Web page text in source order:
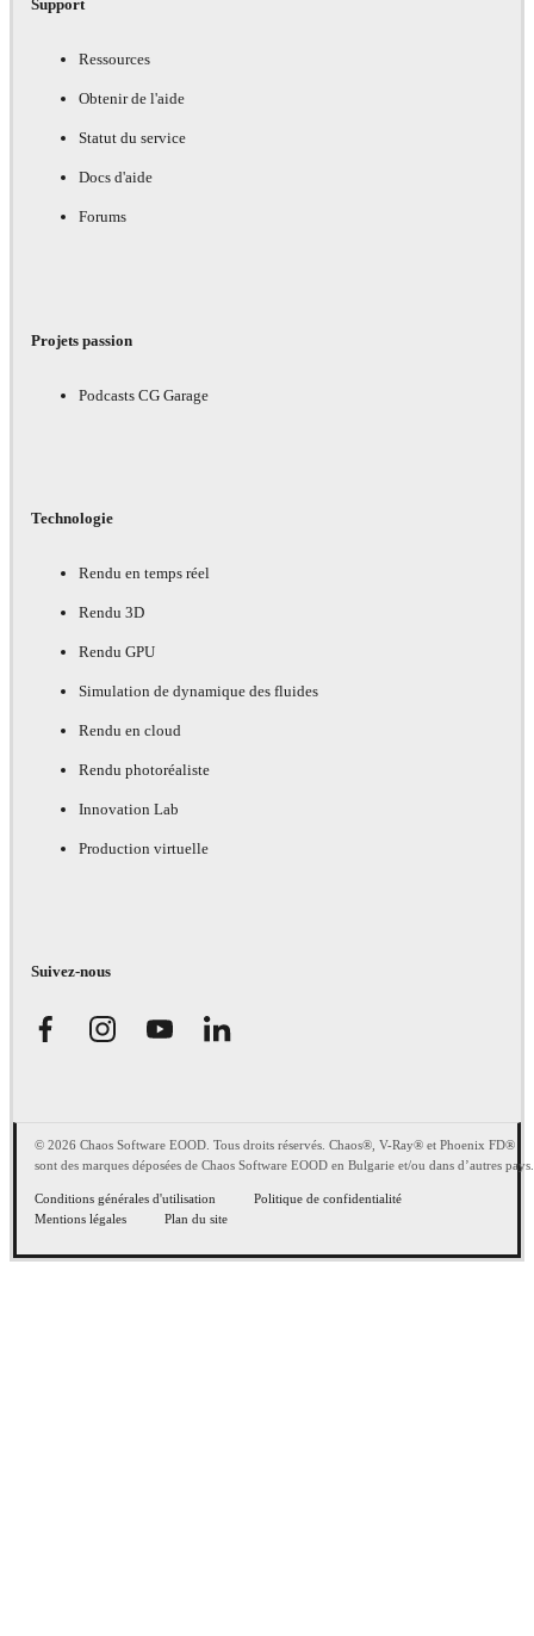
Support
Ressources
Obtenir de l'aide
Statut du service
Docs d'aide
Forums
Projets passion
Podcasts CG Garage
Technologie
Rendu en temps réel
Rendu 3D
Rendu GPU
Simulation de dynamique des fluides
Rendu en cloud
Rendu photoréaliste
Innovation Lab
Production virtuelle
Suivez-nous
© 2026 Chaos Software EOOD. Tous droits réservés. Chaos®, V-Ray® et Phoenix FD®
sont des marques déposées de Chaos Software EOOD en Bulgarie et/ou dans d’autres pays.
Conditions générales d'utilisation
Politique de confidentialité
Mentions légales
Plan du site